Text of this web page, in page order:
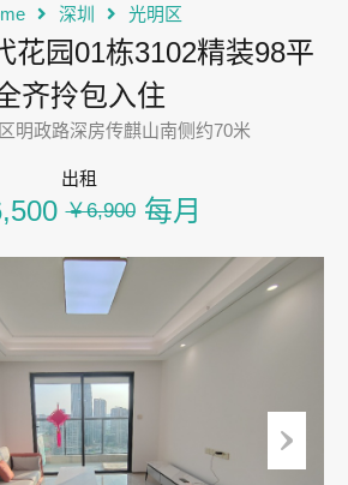
深圳 光明区
花园01栋3102精装98平
齐拎包入住
明政路深房传麒山南侧约70米
出租
￥6,900每月